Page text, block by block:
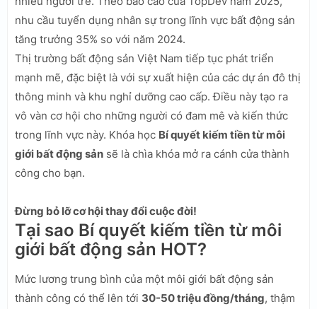
nhu cầu tuyển dụng nhân sự trong lĩnh vực bất động sản
tăng trưởng 35% so với năm 2024.
Thị trường bất động sản Việt Nam tiếp tục phát triển
mạnh mẽ, đặc biệt là với sự xuất hiện của các dự án đô thị
thông minh và khu nghỉ dưỡng cao cấp. Điều này tạo ra
vô vàn cơ hội cho những người có đam mê và kiến thức
trong lĩnh vực này. Khóa học Bí quyết kiếm tiền từ môi
giới bất động sản sẽ là chìa khóa mở ra cánh cửa thành
công cho bạn.
Đừng bỏ lỡ cơ hội thay đổi cuộc đời!
Tại sao Bí quyết kiếm tiền từ môi
giới bất động sản HOT?
Mức lương trung bình của một môi giới bất động sản
thành công có thể lên tới 30-50 triệu đồng/tháng, thậm